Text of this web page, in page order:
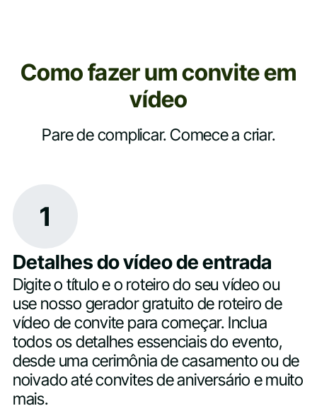
Como fazer um convite em
vídeo
Pare de complicar. Comece a criar.
1
Detalhes do vídeo de entrada
Digite o título e o roteiro do seu vídeo ou
use nosso gerador gratuito de roteiro de
vídeo de convite para começar. Inclua
todos os detalhes essenciais do evento,
desde uma cerimônia de casamento ou de
noivado até convites de aniversário e muito
mais.